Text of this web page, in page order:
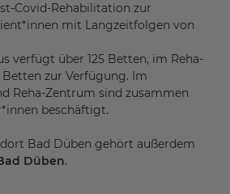
Covid-Rehabilitation zur
mit Langzeitfolgen von
verfügt über 125 Betten, im Reha-
zur Verfügung. Im
Reha-Zentrum sind zusammen
beschäftigt.
Bad Düben gehört außerdem
Düben.